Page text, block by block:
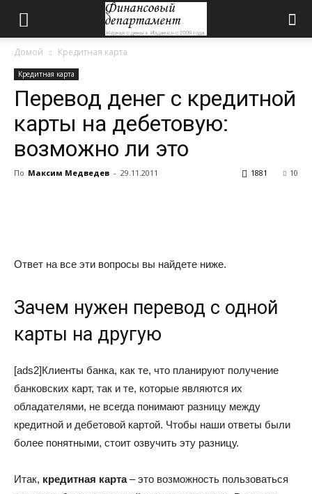
Домой Кредитная карта
Кредитная карта
Перевод денег с кредитной
карты на дебетовую:
возможно ли это
По Максим Медведев - 29.11.2011 10
1881
Ответ на все эти вопросы вы найдете ниже.
Зачем нужен перевод с одной
карты на другую
[ads2]Клиенты банка, как те, что планируют получение
банковских карт, так и те, которые являются их
обладателями, не всегда понимают разницу между
кредитной и дебетовой картой. Чтобы наши ответы были
более понятными, стоит озвучить эту разницу.
Итак, кредитная карта– это возможность пользоваться